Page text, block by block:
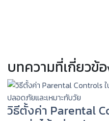
บทความที่เกี่ยวข้
วิธีตั้งค่า Parental